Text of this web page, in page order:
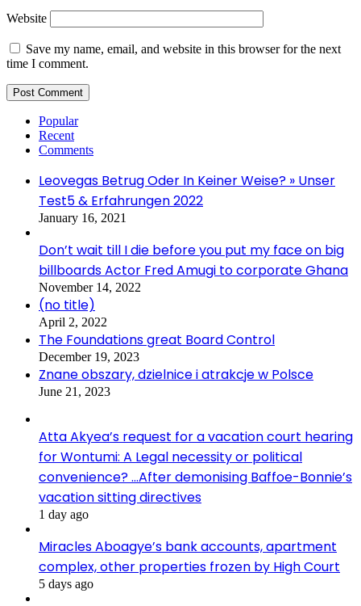
Website
Save my name, email, and website in this browser for the next
time I comment.
Popular
Recent
Comments
Leovegas Betrug Oder In Keiner Weise? » Unser
Test5 & Erfahrungen 2022
January 16, 2021
Don’t wait till I die before you put my face on big
billboards Actor Fred Amugi to corporate Ghana
November 14, 2022
(no title)
April 2, 2022
The Foundations great Board Control
December 19, 2023
Znane obszary, dzielnice i atrakcje w Polsce
June 21, 2023
Atta Akyea’s request for a vacation court hearing
for Wontumi: A Legal necessity or political
convenience? …After demonising Baffoe-Bonnie’s
vacation sitting directives
1 day ago
Miracles Aboagye’s bank accounts, apartment
complex, other properties frozen by High Court
5 days ago